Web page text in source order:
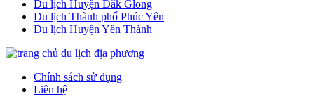
Du lịch Huyện Đăk Glong
Du lịch Thành phố Phúc Yên
Du lịch Huyện Yên Thành
Chính sách sử dụng
Liên hệ